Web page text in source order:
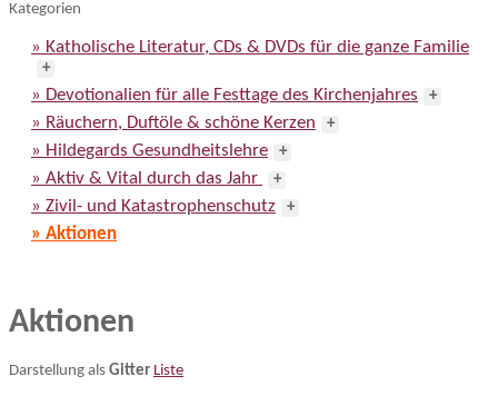
Kategorien
» Katholische Literatur, CDs & DVDs für die ganze Familie
+
» Devotionalien für alle Festtage des Kirchenjahres +
» Räuchern, Duftöle & schöne Kerzen +
» Hildegards Gesundheitslehre +
» Aktiv & Vital durch das Jahr +
» Zivil- und Katastrophenschutz +
» Aktionen
Aktionen
Darstellung als Gitter Liste